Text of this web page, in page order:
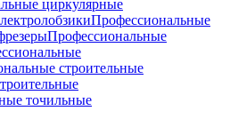
циркулярные
Профессиональные
Профессиональные
строительные
точильные